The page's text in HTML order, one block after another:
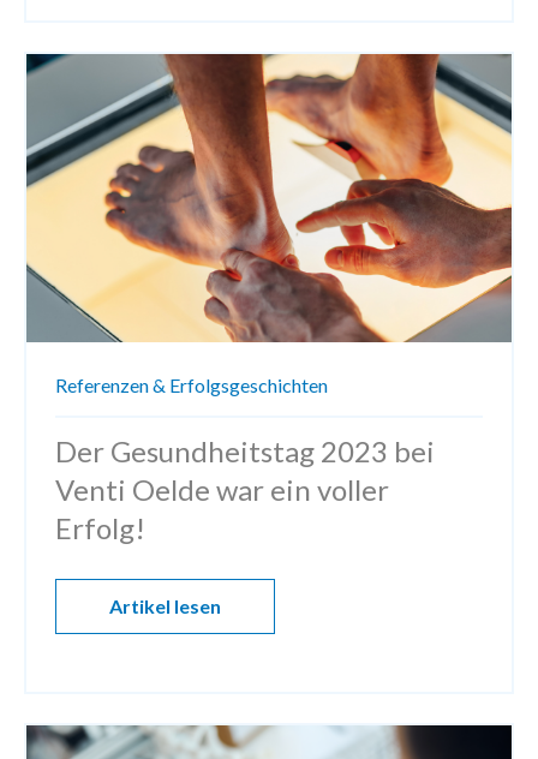
Referenzen & Erfolgsgeschichten
Der Gesundheitstag 2023 bei
Venti Oelde war ein voller
Erfolg!
Artikel lesen